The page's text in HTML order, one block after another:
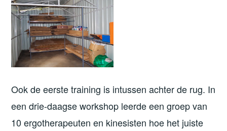
Ook de eerste training is intussen achter de rug. In
een drie-daagse workshop leerde een groep van
10 ergotherapeuten en kinesisten hoe het juiste